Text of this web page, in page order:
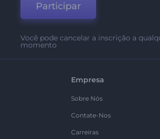
Participar
Você pode cancelar a inscrição a
momento
Empresa
Sobre Nós
Contate-Nos
Carreiras